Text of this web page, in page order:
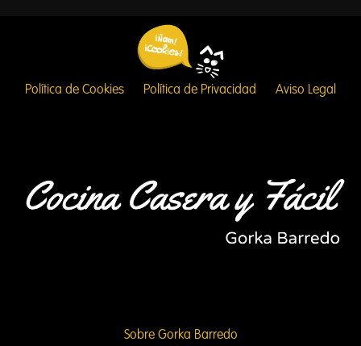
Política de Cookies Política de Privacidad Aviso Legal
Sobre Gorka Barredo